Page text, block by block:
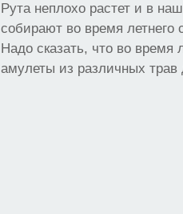
Рута неплохо растет и в
собирают во время летнего
Надо сказать, что во время
амулеты из различных